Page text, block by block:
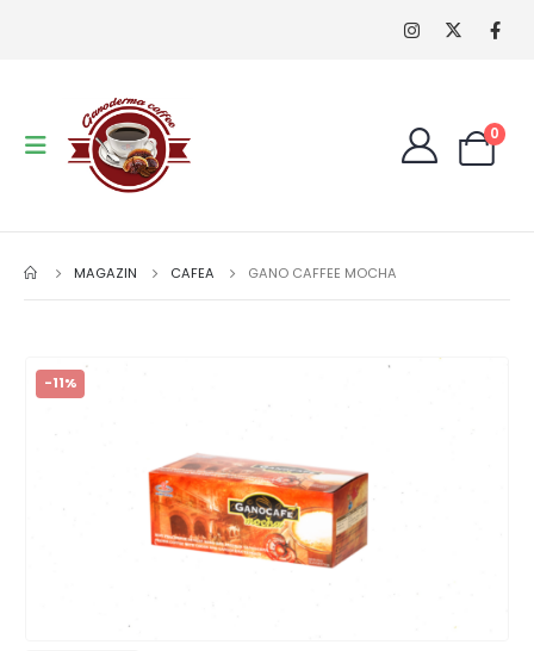
0
MAGAZIN CAFEA GANO CAFFEE MOCHA
-11%